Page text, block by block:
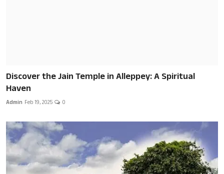
Discover the Jain Temple in Alleppey: A Spiritual
Haven
Admin Feb 19, 2025 0